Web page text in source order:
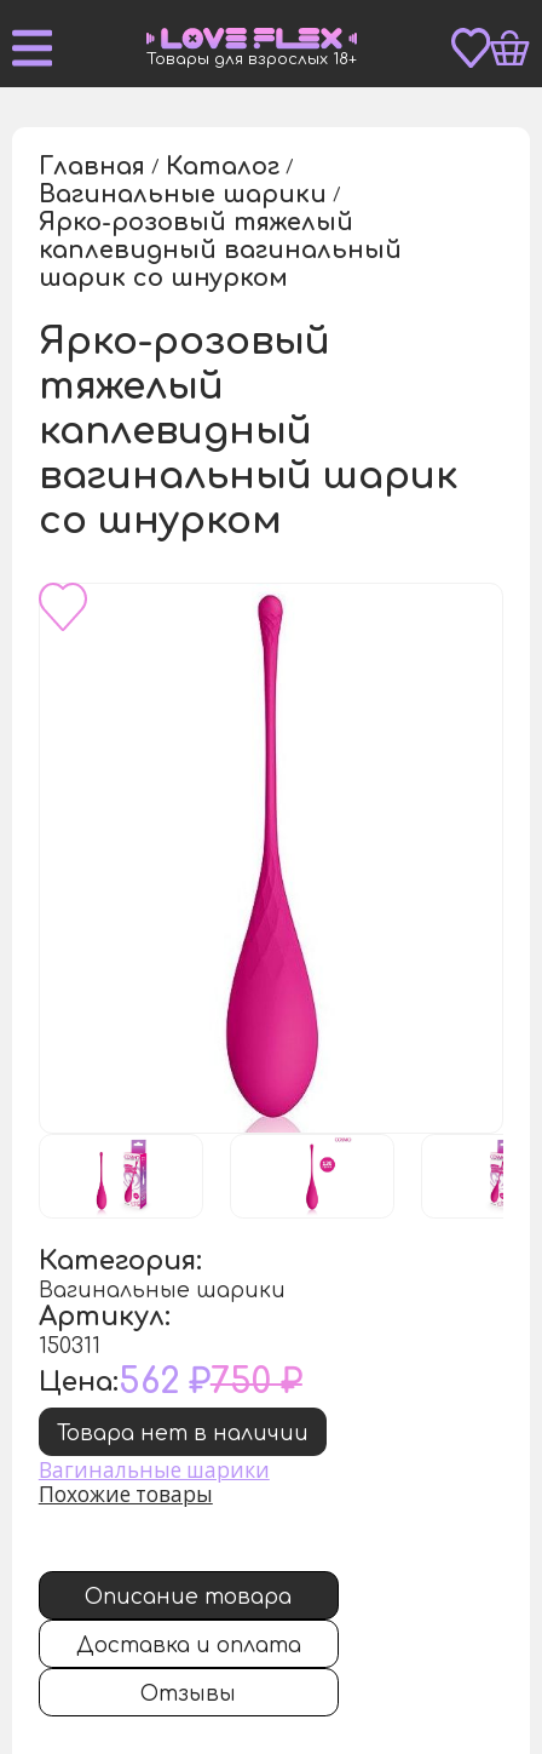
Товары для взрослых 18+
Главная / Каталог /
Вагинальные шарики /
Ярко-розовый тяжелый
каплевидный вагинальный
шарик со шнурком
Ярко-розовый
тяжелый
каплевидный
вагинальный шарик
со шнурком
Категория:
Вагинальные шарики
Артикул:
150311
Цена:562 ₽750 ₽
Товара нет в наличии
Вагинальные шарики
Похожие товары
Описание товара
Доставка и оплата
Отзывы